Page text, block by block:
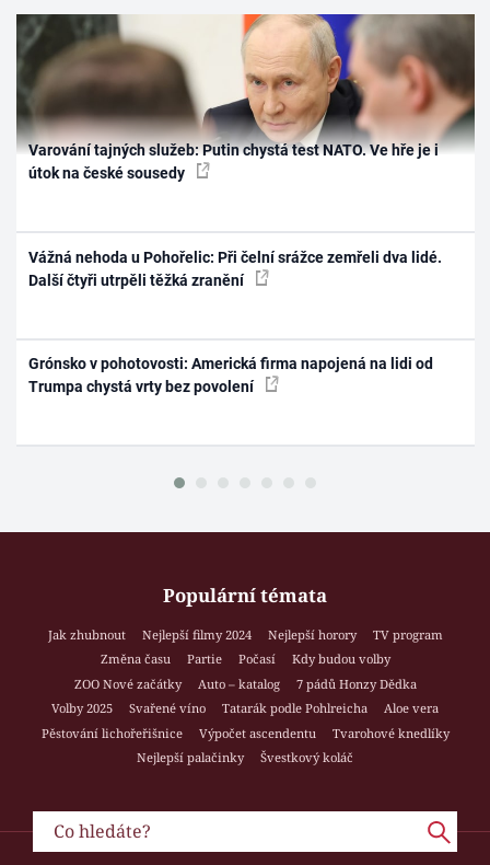
Varování tajných služeb: Putin chystá test NATO. Ve hře je i
útok na české sousedy
Vážná nehoda u Pohořelic: Při čelní srážce zemřeli dva lidé.
Další čtyři utrpěli těžká zranění
Grónsko v pohotovosti: Americká firma napojená na lidi od
Trumpa chystá vrty bez povolení
Populární témata
Jak zhubnout Nejlepší filmy 2024 Nejlepší horory
TV program
Změna času
Partie Počasí
Kdy budou volby
ZOO Nové začátky
Auto – katalog
7 pádů Honzy Dědka
Volby 2025
Svařené víno Tatarák podle Pohlreicha
Aloe vera
Pěstování lichořeřišnice
Výpočet ascendentu
Tvarohové knedlíky
Nejlepší palačinky
Švestkový koláč